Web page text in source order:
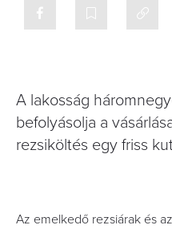
A lakosság
befolyásolja a
rezsiköltés egy friss
Az emelkedő rezsiárak és